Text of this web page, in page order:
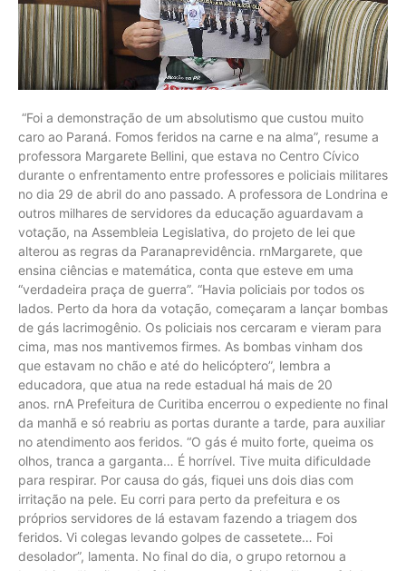
“Foi a demonstração de um absolutismo que custou muito
caro ao Paraná. Fomos feridos na carne e na alma”, resume a
professora Margarete Bellini, que estava no Centro Cívico
durante o enfrentamento entre professores e policiais militares
no dia 29 de abril do ano passado. A professora de Londrina e
outros milhares de servidores da educação aguardavam a
votação, na Assembleia Legislativa, do projeto de lei que
alterou as regras da Paranaprevidência. rnMargarete, que
ensina ciências e matemática, conta que esteve em uma
“verdadeira praça de guerra”. “Havia policiais por todos os
lados. Perto da hora da votação, começaram a lançar bombas
de gás lacrimogênio. Os policiais nos cercaram e vieram para
cima, mas nos mantivemos firmes. As bombas vinham dos
que estavam no chão e até do helicóptero”, lembra a
educadora, que atua na rede estadual há mais de 20
anos. rnA Prefeitura de Curitiba encerrou o expediente no final
da manhã e só reabriu as portas durante a tarde, para auxiliar
no atendimento aos feridos. “O gás é muito forte, queima os
olhos, tranca a garganta… É horrível. Tive muita dificuldade
para respirar. Por causa do gás, fiquei uns dois dias com
irritação na pele. Eu corri para perto da prefeitura e os
próprios servidores de lá estavam fazendo a triagem dos
feridos. Vi colegas levando golpes de cassetete… Foi
desolador”, lamenta. No final do dia, o grupo retornou a